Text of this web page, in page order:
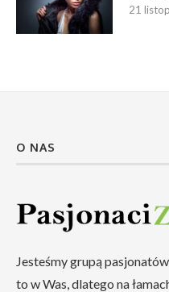
21
O NAS
Jesteśmy grupą
to w Was, dlatego na